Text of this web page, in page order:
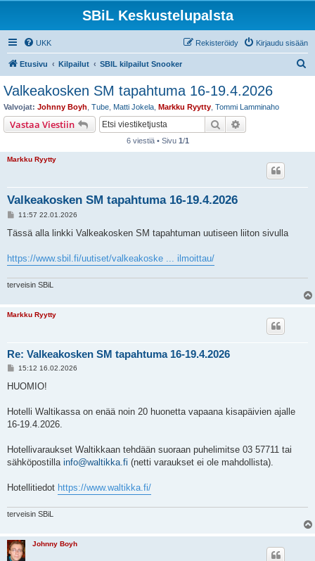
SBiL Keskustelupalsta
UKK Kirjaudu sisään
Rekisteröidy
Etusivu Kilpailut SBIL kilpailut Snooker
Valkeakosken SM tapahtuma 16-19.4.2026
Valvojat: Johnny Boyh Tube Matti Jokela Markku Ryytty Tommi Lamminaho
Vastaa Viestiin Etsi
6 viestiä • Sivu 1/1
Markku Ryytty
Valkeakosken SM tapahtuma 16-19.4.2026
V
e
i
11:57 22.01.2026
Tässä alla linkki Valkeakosken SM tapahtuman uutiseen liiton sivulla
https://www.sbil.fi/uutiset/valkeakoske ... ilmoittau/
terveisin SBiL
Markku Ryytty
Re: Valkeakosken SM tapahtuma 16-19.4.2026
V
e
i
15:12 16.02.2026
HUOMIO!
Hotelli Waltikassa on enää noin 20 huonetta vapaana kisapäivien ajalle
16-19.4.2026.
Hotellivaraukset Waltikkaan tehdään suoraan puhelimitse 03 57711 tai
sähköpostilla info@waltikka.fi (netti varaukset ei ole mahdollista).
Hotellitiedot https://www.waltikka.fi/
terveisin SBiL
Johnny Boyh